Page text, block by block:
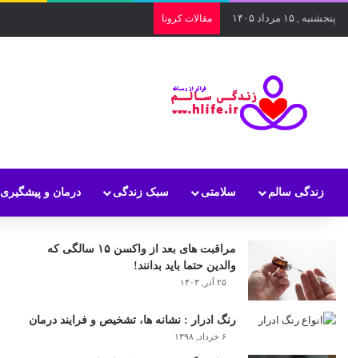
پنجشنبه , ۱۵ مرداد ۱۴۰۵ مقالات کرونا
زندگی سالم سلامتی سبک زندگی درمان و پیشگیری
مراقبت های بعد از واکسن ۱۵ سالگی که
والدین حتما باید بدانند!
۲۵ آذر, ۱۴۰۳
رنگ ادرار : نشانه ها، تشخیص و فرایند درمان
۶ خرداد, ۱۳۹۸